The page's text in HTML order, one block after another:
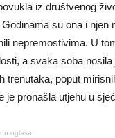
iz društvenog
su ona i
nepremostivima. U
a svaka soba
trenutaka, poput
je pronašla utjehu u
oglasa